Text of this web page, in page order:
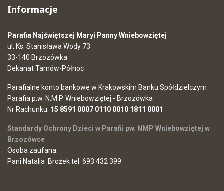
Informacje
Parafia Najświętszej Maryi Panny Wniebowziętej
ul. Ks. Stanisława Wody 73
33-140 Brzozówka
Dekanat Tarnów-Północ
Parafialne konto bankowe w Krakowskim Banku Spółdzielczym
Parafia p.w. N.M.P. Wniebowziętej - Brzozówka
Nr Rachunku: 15 8591 0007 0110 0010 1811 0001
Standardy Ochrony Dzieci w Parafii pw. NMP Wniebowziętej w
Brzozówce
Osoba zaufana:
Pani Natalia Brożek tel. 693 432 399